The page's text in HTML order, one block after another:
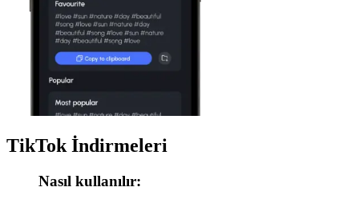
TikTok İndirmeleri
Nasıl kullanılır: